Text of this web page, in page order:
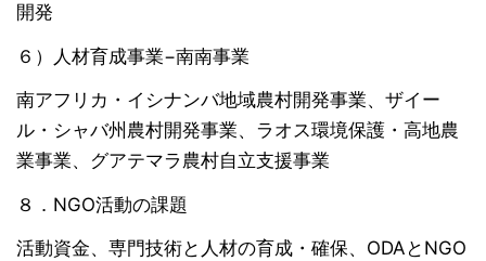
開発
６）人材育成事業−南南事業
南アフリカ・イシナンバ地域農村開発事業、ザイー
ル・シャバ州農村開発事業、ラオス環境保護・高地農
業事業、グアテマラ農村自立支援事業
８．NGO活動の課題
活動資金、専門技術と人材の育成・確保、ODAとNGO